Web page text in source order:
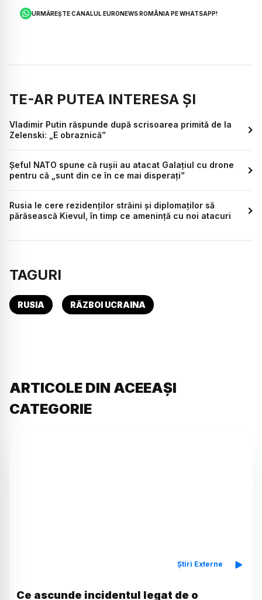
URMĂREȘTE CANALUL EURONEWS ROMÂNIA PE WHATSAPP!
TE-AR PUTEA INTERESA ȘI
Vladimir Putin răspunde după scrisoarea primită de la
Zelenski: „E obraznică”
Șeful NATO spune că rușii au atacat Galațiul cu drone
pentru că „sunt din ce în ce mai disperați”
Rusia le cere rezidenților străini și diplomaților să
părăsească Kievul, în timp ce amenință cu noi atacuri
TAGURI
RUSIA RĂZBOI UCRAINA
ARTICOLE DIN ACEEAȘI
CATEGORIE
Știri Externe
Ce ascunde incidentul legat de o